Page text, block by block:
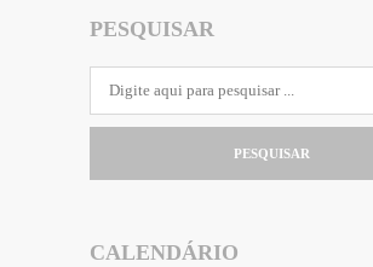
PESQUISAR
PESQUISAR
CALENDÁRIO